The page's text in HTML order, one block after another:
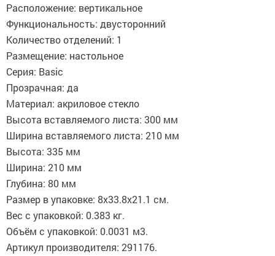
Расположение: вертикальное
Функциональность: двусторонний
Количество отделений: 1
Размещение: настольное
Серия: Basic
Прозрачная: да
Материал: акриловое стекло
Высота вставляемого листа: 300 мм
Ширина вставляемого листа: 210 мм
Высота: 335 мм
Ширина: 210 мм
Глубина: 80 мм
Размер в упаковке: 8x33.8x21.1 см.
Вес с упаковкой: 0.383 кг.
Объём с упаковкой: 0.0031 м3.
Артикул производителя: 291176.